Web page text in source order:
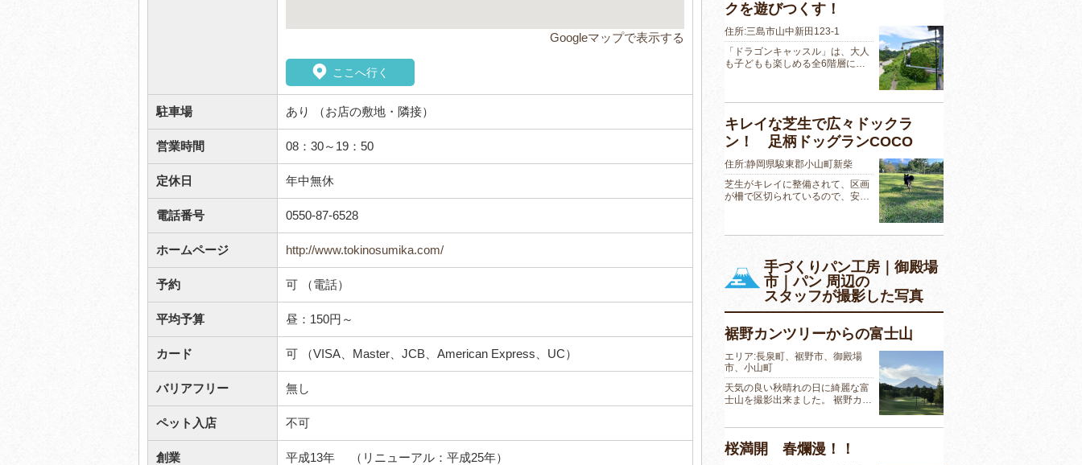
Googleマップで表示する
ここへ行く
駐車場 あり （お店の敷地・隣接）
営業時間 08：30～19：50
定休日 年中無休
電話番号 0550-87-6528
ホームページ http://www.tokinosumika.com/
予約 可 （電話）
平均予算 昼：150円～
カード 可 （VISA、Master、JCB、American Express、UC）
バリアフリー 無し
ペット入店 不可
創業 平成13年 （リニューアル：平成25年）
クを遊びつくす！
住所:三島市山中新田123-1
「ドラゴンキャッスル」は、大人
も子どもも楽しめる全6階層に…
キレイな芝生で広々ドックラ
ン！ 足柄ドッグランCOCO
住所:静岡県駿東郡小山町新柴
芝生がキレイに整備されて、区画
が柵で区切られているので、安…
手づくりパン工房｜御殿場
市｜パン 周辺の
スタッフが撮影した写真
裾野カンツリーからの富士山
エリア:長泉町、裾野市、御殿場
市、小山町
天気の良い秋晴れの日に綺麗な富
士山を撮影出来ました。 裾野カ…
桜満開 春爛漫！！